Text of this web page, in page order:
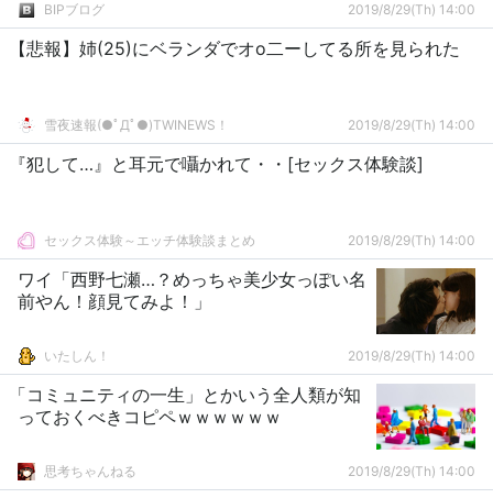
BIPブログ 2019/8/29(Th) 14:00
【悲報】姉(25)にベランダでオo二ーしてる所を見られた
雪夜速報(●ﾟДﾟ●)TWINEWS！ 2019/8/29(Th) 14:00
『犯して…』と耳元で囁かれて・・[セックス体験談]
セックス体験～エッチ体験談まとめ 2019/8/29(Th) 14:00
ワイ「西野七瀬…？めっちゃ美少女っぽい名
前やん！顔見てみよ！」
いたしん！ 2019/8/29(Th) 14:00
「コミュニティの一生」とかいう全人類が知
っておくべきコピペｗｗｗｗｗｗ
思考ちゃんねる 2019/8/29(Th) 14:00